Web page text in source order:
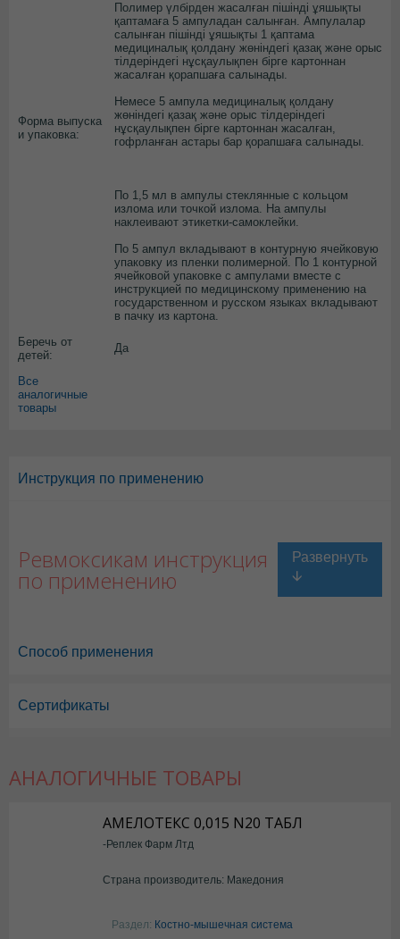
Форма выпуска
и упаковка:
Полимер үлбірден жасалған пішінді ұяшықты
қаптамаға 5 ампуладан салынған. Ампулалар
салынған пішінді ұяшықты 1 қаптама
медициналық қолдану жөніндегі қазақ және орыс
тілдеріндегі нұсқаулықпен бірге картоннан
жасалған қорапшаға салынады.
Немесе 5 ампула медициналық қолдану
жөніндегі қазақ және орыс тілдеріндегі
нұсқаулықпен бірге картоннан жасалған,
гофрланған астары бар қорапшаға салынады.
По 1,5 мл в ампулы стеклянные с кольцом
излома или точкой излома. На ампулы
наклеивают этикетки-самоклейки.
По 5 ампул вкладывают в контурную ячейковую
упаковку из пленки полимерной. По 1 контурной
ячейковой упаковке с ампулами вместе с
инструкцией по медицинскому применению на
государственном и русском языках вкладывают
в пачку из картона.
Беречь от
детей:
Да
Все
аналогичные
товары
Инструкция по применению
Ревмоксикам инструкция
по применению
Способ применения
Сертификаты
АНАЛОГИЧНЫЕ ТОВАРЫ
АМЕЛОТЕКС 0,015 N20 ТАБЛ
-Реплек Фарм Лтд
Страна производитель: Македония
Раздел: Костно-мышечная система